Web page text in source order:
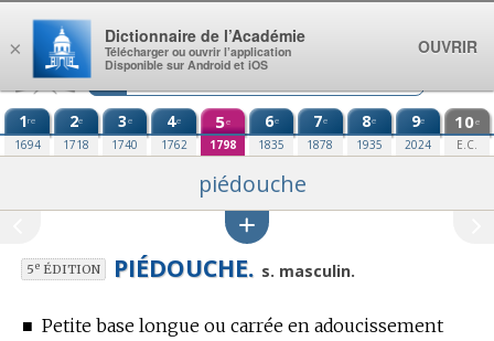
Aller au contenu
1re
1694
2e
1718
3e
1740
4e
1762
5e
1798
6e
1835
7e
1878
8e
1935
9e
2024
10e
E.C.
piédouche
5eÉDITION PIÉDOUCHE. s. masculin.
■ Petite base longue ou carrée en adoucissement
×
Dictionnaire de l’Académie
Télécharger ou ouvrir l’application
Disponible sur Android et iOS
OUVRIR